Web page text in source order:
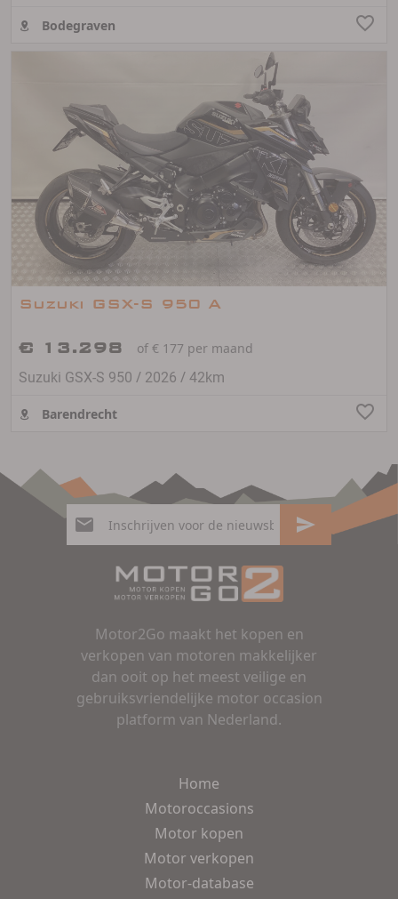
Bodegraven
Suzuki GSX-S 950 A
€ 13.298
of € 177 per maand
Suzuki GSX-S 950 / 2026 / 42km
Barendrecht
Motor2Go maakt het kopen en
verkopen van motoren makkelijker
dan ooit op het meest veilige en
gebruiksvriendelijke motor occasion
platform van Nederland.
Home
Motoroccasions
Motor kopen
Motor verkopen
Motor-database